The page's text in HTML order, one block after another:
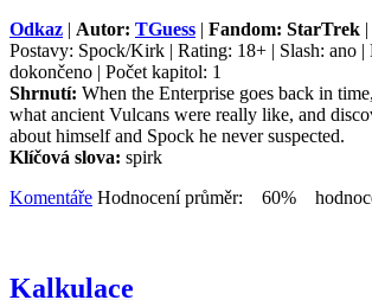
Odkaz | Autor: TGuess | Fandom: StarTrek
Postavy: Spock/Kirk | Rating: 18+ | Slash: ano |
dokončeno | Počet kapitol: 1
Shrnutí: When the Enterprise goes back in
what ancient Vulcans were really like, and
about himself and Spock he never suspected.
Klíčová slova: spirk
Komentáře Hodnocení průměr: 60%
Kalkulace